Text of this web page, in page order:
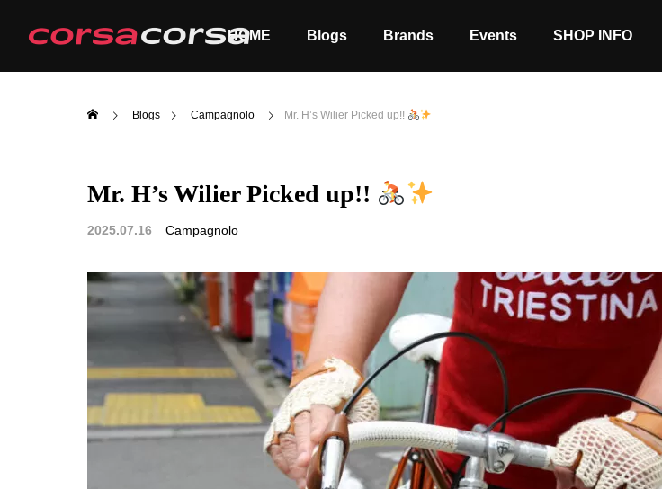
HOME Blogs Brands Events SHOP INFO
ALL
Blogs Campagnolo Mr. H’s Wilier Picked up!!
Mr. H’s Wilier Picked up!!
2025.07.16 Campagnolo